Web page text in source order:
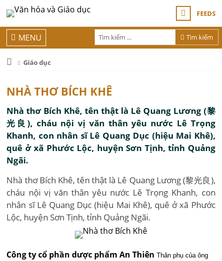
FEEDS
Tìm kiếm
MENU
Giáo dục
NHÀ THƠ BÍCH KHÊ
Nhà thơ Bích Khê, tên thật là Lê Quang Lương (黎
光良), cháu nội vị văn thân yêu nước Lê Trọng
Khanh, con nhân sĩ Lê Quang Dục (hiệu Mai Khê),
quê ở xã Phước Lộc, huyện Sơn Tịnh, tỉnh Quảng
Ngãi.
Nhà thơ Bích Khê, tên thật là Lê Quang Lương (黎光良),
cháu nội vị văn thân yêu nước Lê Trọng Khanh, con
nhân sĩ Lê Quang Dục (hiệu Mai Khê), quê ở xã Phước
Lộc, huyện Sơn Tịnh, tỉnh Quảng Ngãi.
Công ty cổ phần dược phẩm An Thiên Thân phụ của ông